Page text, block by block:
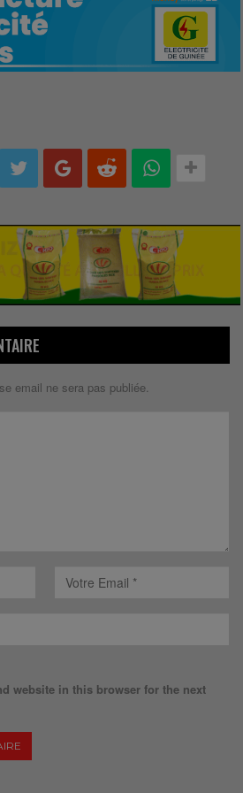
email ne sera pas publiée.
website in this browser for the next